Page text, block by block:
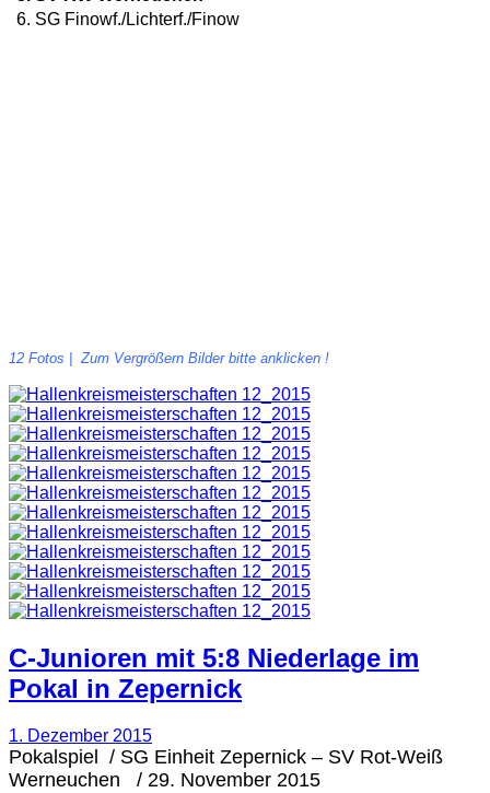
6. SG Finowf./Lichterf./Finow
12 Fotos | Zum Vergrößern Bilder bitte anklicken !
C-Junioren mit 5:8 Niederlage im
Pokal in Zepernick
1. Dezember 2015
Pokalspiel / SG Einheit Zepernick – SV Rot-Weiß
Werneuchen / 29. November 2015